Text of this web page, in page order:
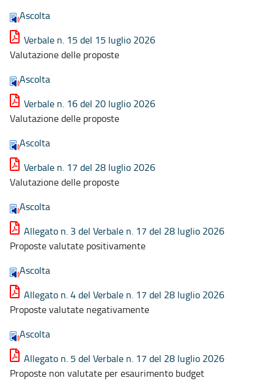
Ascolta
Verbale n. 15 del 15 luglio 2026
Valutazione delle proposte
Ascolta
Verbale n. 16 del 20 luglio 2026
Valutazione delle proposte
Ascolta
Verbale n. 17 del 28 luglio 2026
Valutazione delle proposte
Ascolta
Allegato n. 3 del Verbale n. 17 del 28 luglio 2026
Proposte valutate positivamente
Ascolta
Allegato n. 4 del Verbale n. 17 del 28 luglio 2026
Proposte valutate negativamente
Ascolta
Allegato n. 5 del Verbale n. 17 del 28 luglio 2026
Proposte non valutate per esaurimento budget